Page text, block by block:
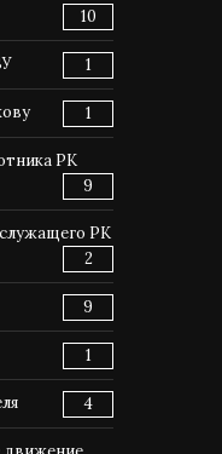
10
1
1
РК
9
РК
2
9
1
4